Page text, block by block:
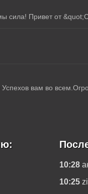
Привет от
вам во
10:28
10:25